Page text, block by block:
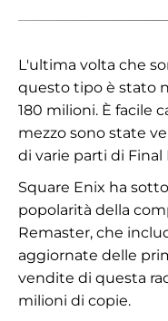
L'ultima volta che
questo tipo è stato
180 milioni. È facile
mezzo sono state
di varie parti di Final
Square Enix ha
popolarità della
Remaster, che
aggiornate delle
vendite di questa
milioni di copie.